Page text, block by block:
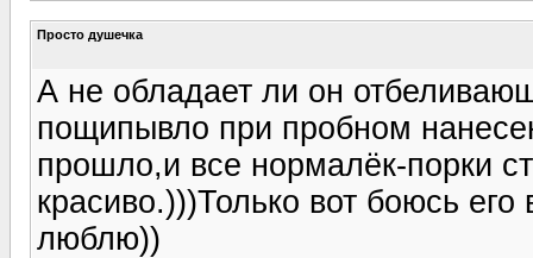
Просто душечка
А не обладает ли он
пощипывло при пробном
прошло,и все нормалёк-порки
красиво.)))Только вот боюсь
люблю))